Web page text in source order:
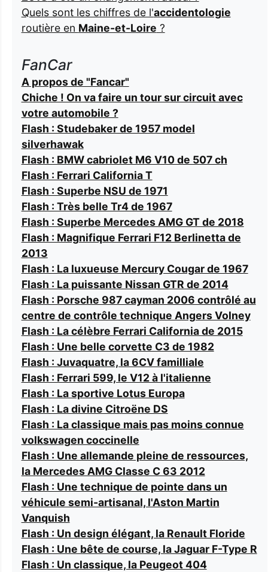
Quels sont les chiffres de l'accidentologie
routière en Maine-et-Loire ?
FanCar
A propos de "Fancar"
Chiche ! On va faire un tour sur circuit avec
votre automobile ?
Flash : Studebaker de 1957 model
silverhawak
Flash : BMW cabriolet M6 V10 de 507 ch
Flash : Ferrari California T
Flash : Superbe NSU de 1971
Flash : Très belle Tr4 de 1967
Flash : Superbe Mercedes AMG GT de 2018
Flash : Magnifique Ferrari F12 Berlinetta de
2013
Flash : La luxueuse Mercury Cougar de 1967
Flash : La puissante Nissan GTR de 2014
Flash : Porsche 987 cayman 2006 contrôlé au
centre de contrôle technique Angers Volney
Flash : La célèbre Ferrari California de 2015
Flash : Une belle corvette C3 de 1982
Flash : Juvaquatre, la 6CV familliale
Flash : Ferrari 599, le V12 à l'italienne
Flash : La sportive Lotus Europa
Flash : La divine Citroëne DS
Flash : La classique mais pas moins connue
volkswagen coccinelle
Flash : Une allemande pleine de ressources,
la Mercedes AMG Classe C 63 2012
Flash : Une technique de pointe dans un
véhicule semi-artisanal, l'Aston Martin
Vanquish
Flash : Un design élégant, la Renault Floride
Flash : Une bête de course, la Jaguar F-Type R
Flash : Un classique, la Peugeot 404